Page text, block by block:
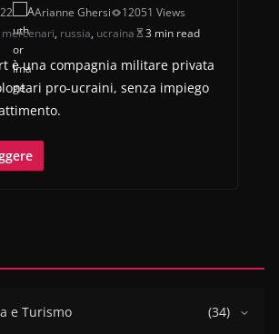
Arianne Ghersi
12051 Views
mercenari, russia, ucraina 3 min read
è una compagnia militare privata
pro-ucraini, senza impiego
e Turismo
(34)